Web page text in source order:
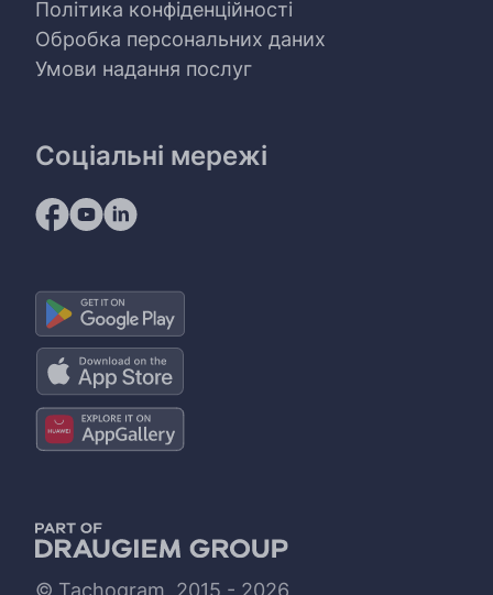
Політика конфіденційності
Обробка персональних даних
Умови надання послуг
Соціальні мережі
© Tachogram, 2015 - 2026